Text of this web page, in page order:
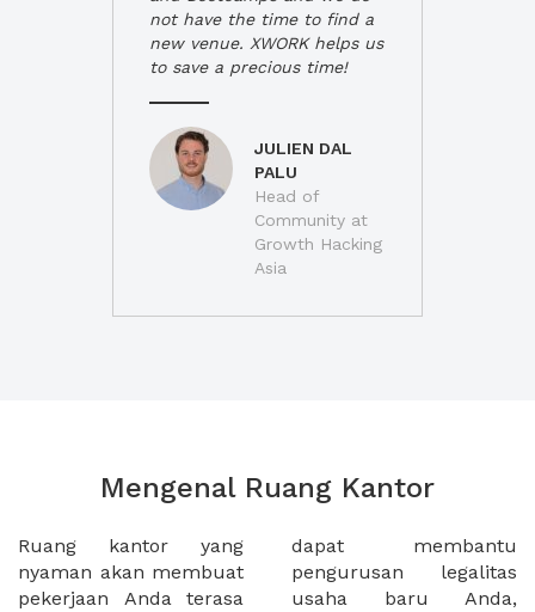
not have the time to find a
new venue. XWORK helps us
to save a precious time!
JULIEN DAL
PALU
Head of
Community at
Growth Hacking
Asia
Mengenal Ruang Kantor
Ruang kantor yang
nyaman akan membuat
pekerjaan Anda terasa
dapat membantu
pengurusan legalitas
usaha baru Anda,